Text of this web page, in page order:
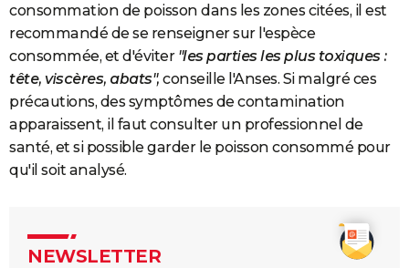
consommation de poisson dans les zones citées, il est
recommandé de se renseigner sur l'espèce
consommée, et d'éviter "les parties les plus toxiques :
tête, viscères, abats", conseille l'Anses. Si malgré ces
précautions, des symptômes de contamination
apparaissent, il faut consulter un professionnel de
santé, et si possible garder le poisson consommé pour
qu'il soit analysé.
NEWSLETTER